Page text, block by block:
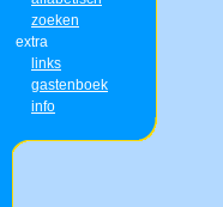
zoeken
extra
links
gastenboek
info